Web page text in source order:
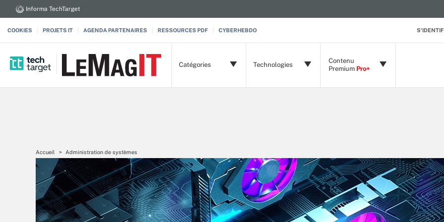
Informa TechTarget
COOKIES PROJETS IT AGENDA PARTENAIRES RESSOURCES PDF CYBERHEBDO
Catégories Technologies
Contenu
Premium Pro+
Accueil Administration de systèmes